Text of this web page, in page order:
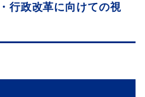
行政改革に向けての視